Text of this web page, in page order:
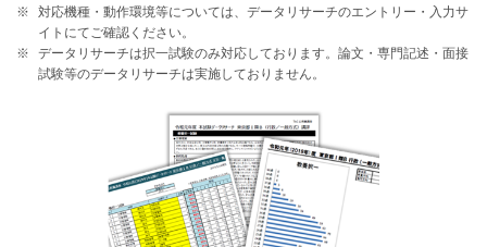
対応機種・動作環境等については、データリサーチのエントリー・入力サ
イトにてご確認ください。
データリサーチは択一試験のみ対応しております。論文・専門記述・面接
試験等のデータリサーチは実施しておりません。